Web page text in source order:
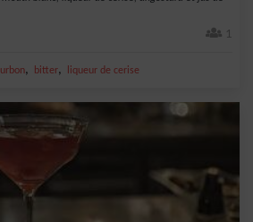
1
, bitter, liqueur de cerise